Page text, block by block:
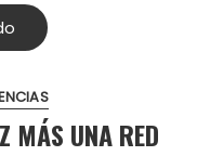
MÁS UNA RED